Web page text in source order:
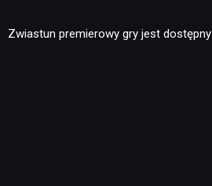
Zwiastun premierowy gry jest dostępny